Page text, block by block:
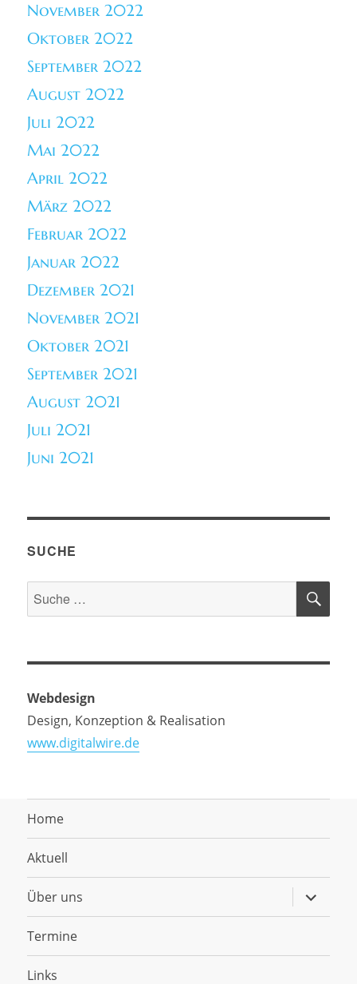
November 2022
Oktober 2022
September 2022
August 2022
Juli 2022
Mai 2022
April 2022
März 2022
Februar 2022
Januar 2022
Dezember 2021
November 2021
Oktober 2021
September 2021
August 2021
Juli 2021
Juni 2021
SUCHE
Suche
nach:
Webdesign
Design, Konzeption & Realisation
www.digitalwire.de
Home
Aktuell
Über uns anzeigen
Termine
Links